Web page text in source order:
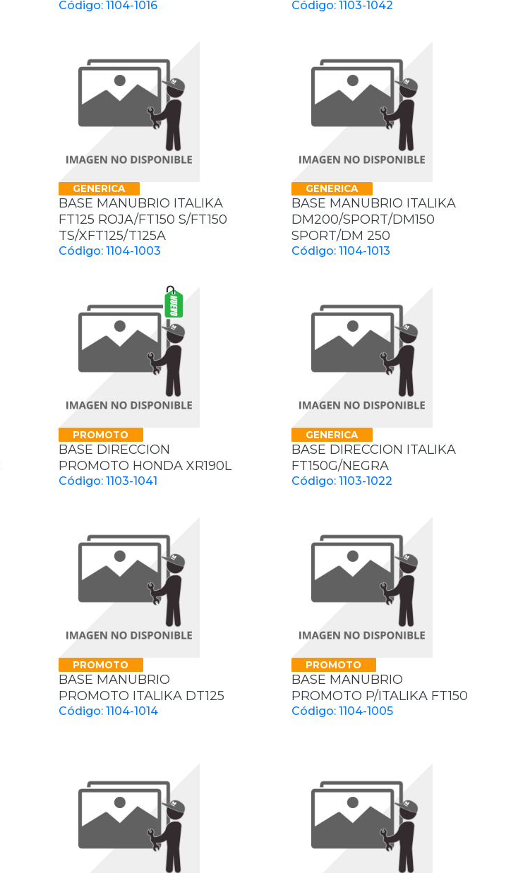
Código: 1104-1016 Código: 1103-1042
GENERICA
BASE MANUBRIO ITALIKA
FT125 ROJA/FT150 S/FT150
TS/XFT125/T125A
Código: 1104-1003
GENERICA
BASE MANUBRIO ITALIKA
DM200/SPORT/DM150
SPORT/DM 250
Código: 1104-1013
PROMOTO
BASE DIRECCION
PROMOTO HONDA XR190L
Código: 1103-1041
GENERICA
BASE DIRECCION ITALIKA
FT150G/NEGRA
Código: 1103-1022
PROMOTO
BASE MANUBRIO
PROMOTO ITALIKA DT125
Código: 1104-1014
PROMOTO
BASE MANUBRIO
PROMOTO P/ITALIKA FT150
Código: 1104-1005